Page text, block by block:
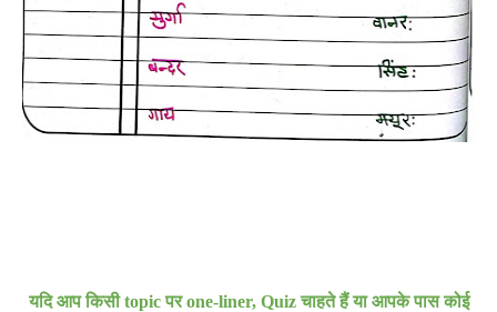
यदि आप किसी topic पर one-liner, Quiz चाहते हैं या आपके पास कोई